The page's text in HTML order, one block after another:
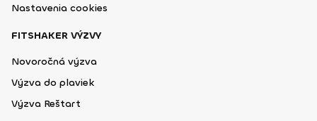
Nastavenia cookies
FITSHAKER VÝZVY
Novoročná výzva
Výzva do plaviek
Výzva Reštart